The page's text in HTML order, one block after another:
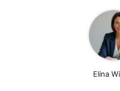
Elina